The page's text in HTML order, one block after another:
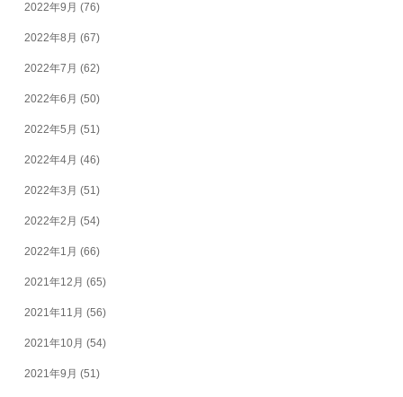
2022年9月 (76)
2022年8月 (67)
2022年7月 (62)
2022年6月 (50)
2022年5月 (51)
2022年4月 (46)
2022年3月 (51)
2022年2月 (54)
2022年1月 (66)
2021年12月 (65)
2021年11月 (56)
2021年10月 (54)
2021年9月 (51)